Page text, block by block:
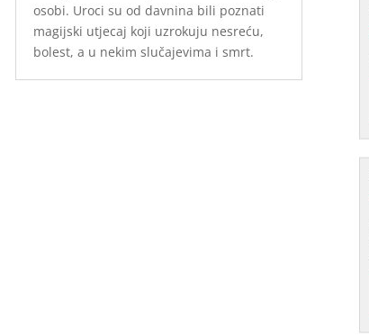
osobi. Uroci su od davnina bili poznati
magijski utjecaj koji uzrokuju nesreću,
bolest, a u nekim slučajevima i smrt.